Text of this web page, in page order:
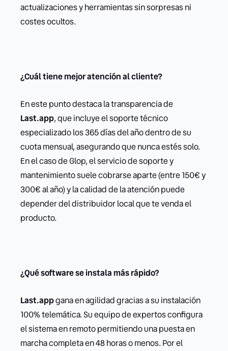
actualizaciones y herramientas sin sorpresas ni
costes ocultos.
¿Cuál tiene mejor atención al cliente?
En este punto destaca la transparencia de
Last.app, que incluye el soporte técnico
especializado los 365 días del año dentro de su
cuota mensual, asegurando que nunca estés solo.
En el caso de Glop, el servicio de soporte y
mantenimiento suele cobrarse aparte (entre 150€ y
300€ al año) y la calidad de la atención puede
depender del distribuidor local que te venda el
producto.
¿Qué software se instala más rápido?
Last.appgana en agilidad gracias a su instalación
100% telemática. Su equipo de expertos configura
el sistema en remoto permitiendo una puesta en
marcha completa en 48 horas o menos. Por el